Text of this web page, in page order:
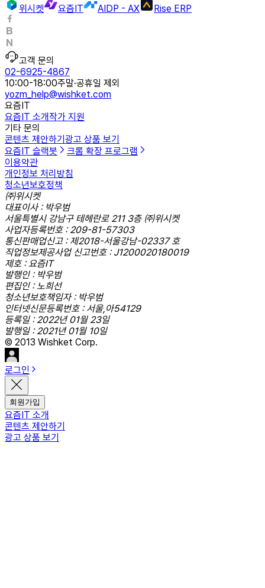
위시켓
요즘IT AIDP - AX Rise ERP
고객 문의
02-6925-4867
10:00-18:00주말·공휴일 제외
yozm_help@wishket.com
요즘IT
요즘IT 소개작가 지원
기타 문의
콘텐츠 제안하기광고 상품 보기
요즘IT 슬랙봇
크롬 확장 프로그램
이용약관
개인정보 처리방침
청소년보호정책
㈜위시켓
대표이사 : 박우범
서울특별시 강남구 테헤란로 211 3층 ㈜위시켓
사업자등록번호 : 209-81-57303
통신판매업신고 : 제2018-서울강남-02337 호
직업정보제공사업 신고번호 : J1200020180019
제호 : 요즘IT
발행인 : 박우범
편집인 : 노희선
청소년보호책임자 : 박우범
인터넷신문등록번호 : 서울,아54129
등록일 : 2022년 01월 23일
발행일 : 2021년 01월 10일
© 2013 Wishket Corp.
로그인
회원가입
요즘IT 소개
콘텐츠 제안하기
광고 상품 보기